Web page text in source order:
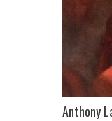
Anthony